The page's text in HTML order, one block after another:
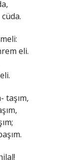
eli.
taşım,